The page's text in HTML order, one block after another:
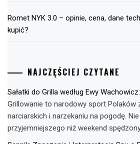
Romet NYK 3.0 – opinie, cena, dane
kupić?
NAJCZĘŚCIEJ CZYTANE
Sałatki do Grilla według Ewy
Grillowanie to narodowy sport Polaków
narciarskich i narzekaniu na pogodę.
przyjemniejszego niż weekend